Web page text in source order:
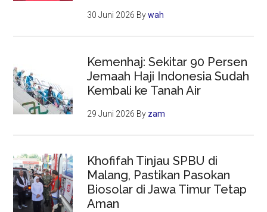
30 Juni 2026 Bywah
Kemenhaj: Sekitar 90 Persen
Jemaah Haji Indonesia Sudah
Kembali ke Tanah Air
29 Juni 2026 By zam
Khofifah Tinjau SPBU di
Malang, Pastikan Pasokan
Biosolar di Jawa Timur Tetap
Aman